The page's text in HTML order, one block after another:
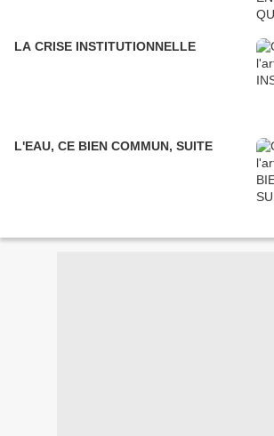
LA CRISE INSTITUTIONNELLE
L'EAU, CE BIEN COMMUN, SUITE